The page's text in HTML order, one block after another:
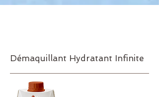
Démaquillant Hydratant Infinite